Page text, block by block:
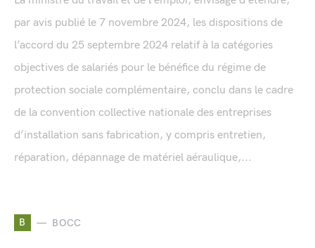
par avis publié le 7 novembre 2024, les dispositions de
l’accord du 25 septembre 2024 relatif à la catégories
objectives de salariés pour le bénéfice du régime de
protection sociale complémentaire, conclu dans le cadre
de la convention collective nationale des entreprises
d’installation sans fabrication, y compris entretien,
réparation, dépannage de matériel aéraulique,...
B BOCC